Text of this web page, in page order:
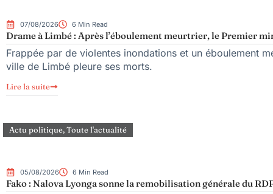
07/08/2026 6 Min Read
Drame à Limbé : Après l’éboulement meurtrier, le Premier
Frappée par de violentes inondations et un éboulement
ville de Limbé pleure ses morts.
Lire la suite
Actu politique,Toute l'actualité
05/08/2026 6 Min Read
Fako : Nalova Lyonga sonne la remobilisation générale du